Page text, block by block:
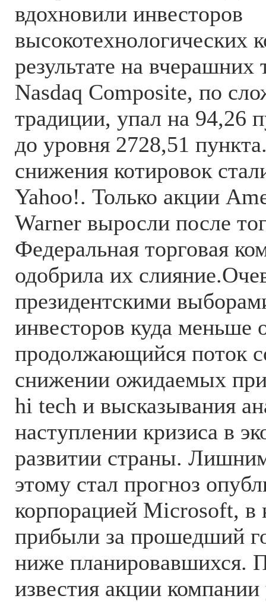
вдохновили инвесторов
высокотехнологических
результате на вчерашних
Nasdaq Composite, по
традиции, упал на 94,26
до уровня 2728,51
снижения котировок
Yahoo!. Только акции
Warner выросли после
Федеральная торговая
одобрила их
президентскими
инвесторов куда меньше
продолжающийся поток
снижении ожидаемых
hi tech и высказывания
наступлении кризиса в
развитии страны.
этому стал прогноз
корпорацией Microsoft, в
прибыли за прошедший
ниже планировавшихся.
известия акции